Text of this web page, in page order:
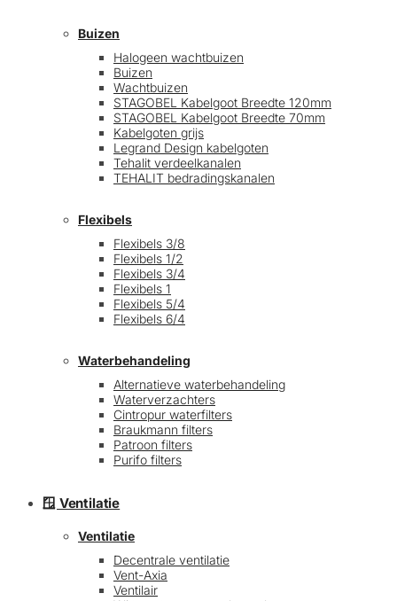
Buizen
Halogeen wachtbuizen
Buizen
Wachtbuizen
STAGOBEL Kabelgoot Breedte 120mm
STAGOBEL Kabelgoot Breedte 70mm
Kabelgoten grijs
Legrand Design kabelgoten
Tehalit verdeelkanalen
TEHALIT bedradingskanalen
Flexibels
Flexibels 3/8
Flexibels 1/2
Flexibels 3/4
Flexibels 1
Flexibels 5/4
Flexibels 6/4
Waterbehandeling
Alternatieve waterbehandeling
Waterverzachters
Cintropur waterfilters
Braukmann filters
Patroon filters
Purifo filters
🪟 Ventilatie
Ventilatie
Decentrale ventilatie
Vent-Axia
Ventilair